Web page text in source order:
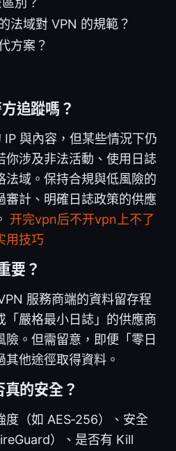
法域對 VPN 的規範？
方案？
追蹤嗎？
與內容，但某些情況下仍
你涉及非法活動、使用日誌
法域。保持合規與低風險的
審計、明確日誌政策的供應
开完vpn后不开vpn上不了
用技巧
要？
服務商端的資料留存程
「嚴格最小日誌」的供應商
險。但需留意，即便「零日
他途徑取得資料。
的安全？
（如 AES‑256）、安全
）、是否有 Kill